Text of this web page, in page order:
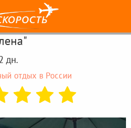
дн.
отдых в России